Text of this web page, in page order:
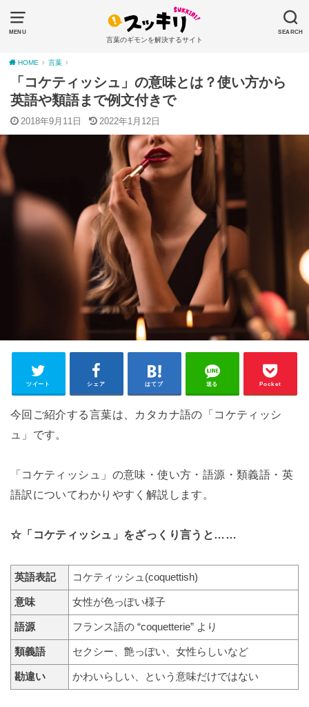
MENU SEARCH
言葉のギモンを解決するサイト
HOME 言葉
「コケティッシュ」の意味とは？使い方から
英語や類語まで例文付きで
2018年9月11日 2022年1月12日
ツイート シェア はてブ 送る Pocket
今回ご紹介する言葉は、カタカナ語の「コケティッシ
ュ」です。
「コケティッシュ」の意味・使い方・語源・類義語・英
語訳についてわかりやすく解説します。
☆「コケティッシュ」をざっくり言うと……
英語表記 コケティッシュ(coquettish)
意味 女性が色っぽい様子
語源 フランス語の “coquetterie” より
類義語 セクシー、艶っぽい、女性らしいなど
勘違い かわいらしい、という意味だけではない